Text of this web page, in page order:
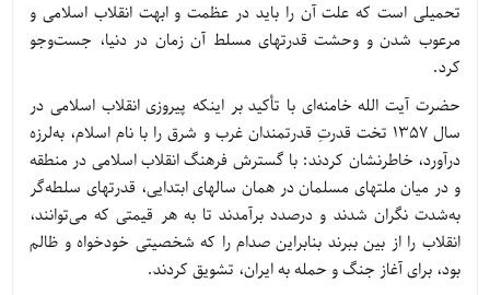
تحمیلی است که علت آن را باید در عظمت و ابهت انقلاب اسلامی و
مرعوب شدن و وحشت قدرتهای مسلط آن زمان در دنیا، جست‌وجو
کرد.
حضرت آیت الله خامنه‌ای با تأکید بر اینکه پیروزی انقلاب اسلامی در
سال 1357 تخت قدرتِ قدرتمندان غرب و شرق را با نام اسلام، به‌لرزه
درآورد، خاطرنشان کردند: با گسترش فرهنگ انقلاب اسلامی در منطقه
و در میان ملتهای مسلمان در همان سالهای ابتدایی، قدرتهای سلطه‌گر
به‌شدت نگران شدند و درصدد برآمدند تا به هر قیمتی که می‌توانند،
انقلاب را از بین ببرند بنابراین صدام را که شخصیتی خودخواه و ظالم
بود، برای آغاز جنگ و حمله به ایران، تشویق کردند.